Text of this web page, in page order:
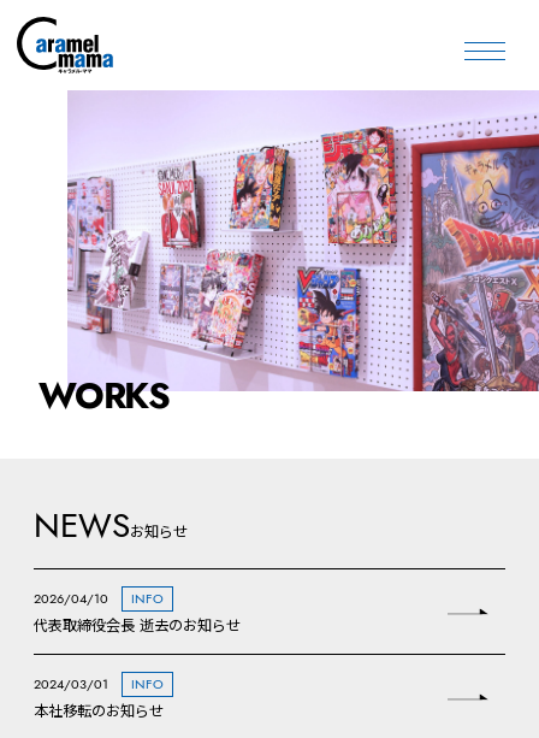
WORKS
NEWSお知らせ
2026/04/10 INFO
代表取締役会長 逝去のお知らせ
2024/03/01 INFO
本社移転のお知らせ